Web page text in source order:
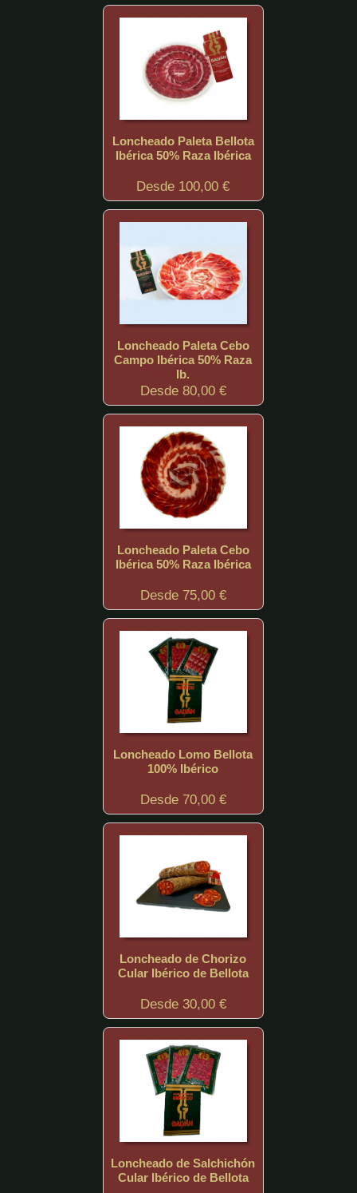
Loncheado Paleta Bellota
Ibérica 50% Raza Ibérica
Desde 100,00 €
Loncheado Paleta Cebo
Campo Ibérica 50% Raza
Ib.
Desde 80,00 €
Loncheado Paleta Cebo
Ibérica 50% Raza Ibérica
Desde 75,00 €
Loncheado Lomo Bellota
100% Ibérico
Desde 70,00 €
Loncheado de Chorizo
Cular Ibérico de Bellota
Desde 30,00 €
Loncheado de Salchichón
Cular Ibérico de Bellota